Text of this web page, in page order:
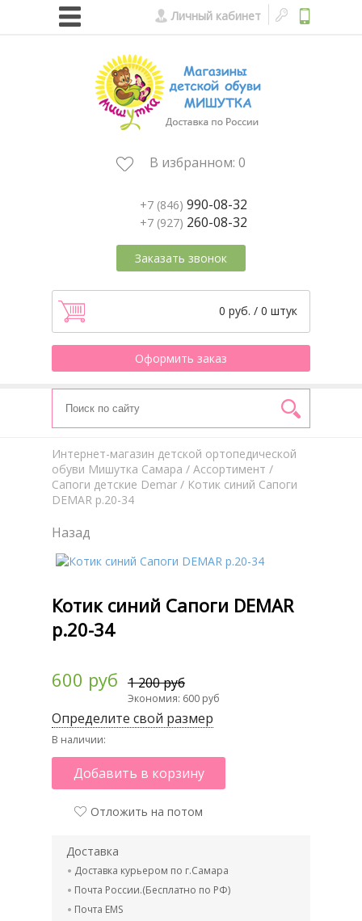
Личный кабинет
В избранном: 0
+7 (846) 990-08-32
+7 (927) 260-08-32
Заказать звонок
0 руб. / 0 штук
Оформить заказ
Интернет-магазин детской ортопедической
обуви Мишутка Самара / Aссортимент /
Сапоги детские Demar / Котик синий Сапоги
DEMAR р.20-34
Назад
Котик синий Сапоги DEMAR
р.20-34
600 руб 1 200 руб
Экономия: 600 руб
Определите свой размер
В наличии:
Добавить в корзину
Отложить на потом
Доставка
Доставка курьером по г.Самара
Почта России.(Бесплатно по РФ)
Почта EMS